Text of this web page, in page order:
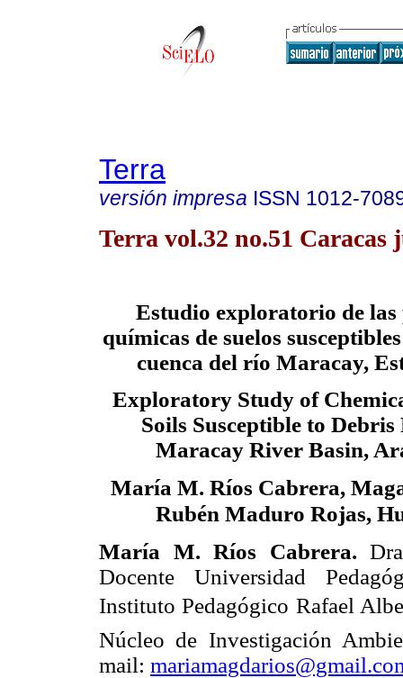
Terra
versión impresa ISSN 1012-
Terra vol.32 no.51 Caracas
Estudio exploratorio de las
químicas de suelos
cuenca del río Maracay,
Exploratory Study of
Soils Susceptible to
Maracay River Basin,
María M. Ríos Cabrera, M
Rubén Maduro Rojas, H
María M. Ríos Cabrera.
Docente Universidad
Instituto Pedagógico Rafael
Núcleo de Investigación
mail: